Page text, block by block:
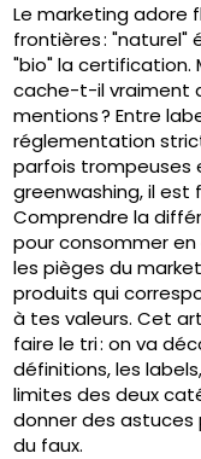
Le marketing adore
frontières : "naturel"
"bio" la certification.
cache-t-il vraiment
mentions ? Entre
réglementation
parfois trompeuses
greenwashing, il est
Comprendre la
pour consommer
les pièges du
produits qui
à tes valeurs. Cet
faire le tri : on va
définitions, les
limites des deux
donner des astuces
du faux.